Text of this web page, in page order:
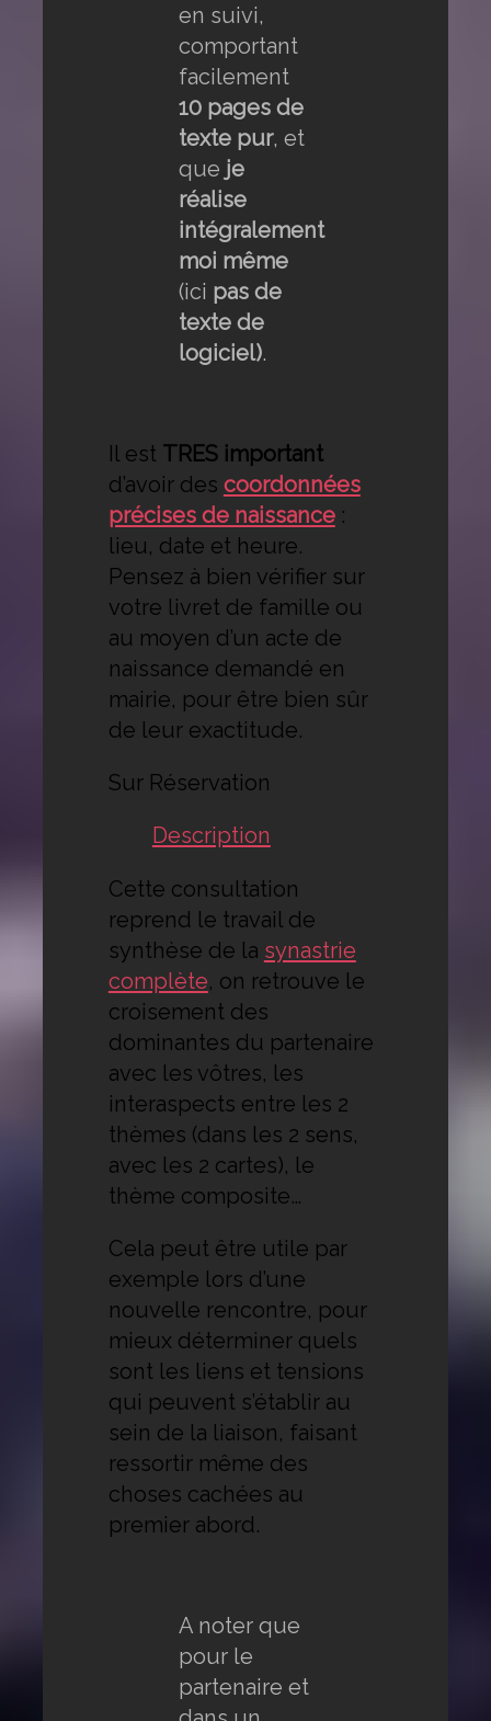
en suivi,
comportant
facilement
10 pages de
texte pur, et
que je
réalise
intégralement
moi même
(ici pas de
texte de
logiciel).
Il est TRES important
d’avoir des coordonnées
précises de naissance:
lieu, date et heure.
Pensez à bien vérifier sur
votre livret de famille ou
au moyen d’un acte de
naissance demandé en
mairie, pour être bien sûr
de leur exactitude.
Sur Réservation
Description
Cette consultation
reprend le travail de
synthèse de la synastrie
complète, on retrouve le
croisement des
dominantes du partenaire
avec les vôtres, les
interaspects entre les 2
thèmes (dans les 2 sens,
avec les 2 cartes), le
thème composite…
Cela peut être utile par
exemple lors d’une
nouvelle rencontre, pour
mieux déterminer quels
sont les liens et tensions
qui peuvent s’établir au
sein de la liaison, faisant
ressortir même des
choses cachées au
premier abord.
A noter que
pour le
partenaire et